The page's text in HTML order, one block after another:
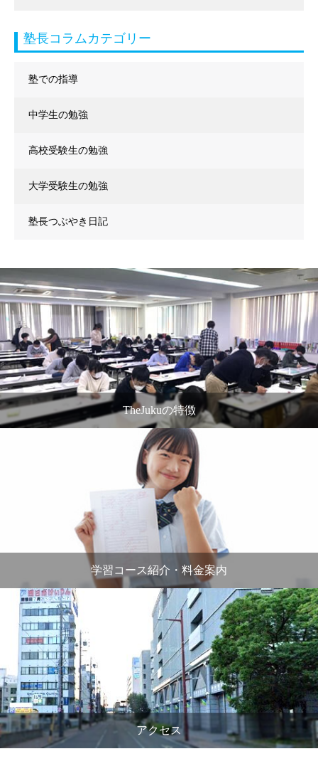
塾長コラムカテゴリー
塾での指導
中学生の勉強
高校受験生の勉強
大学受験生の勉強
塾長つぶやき日記
TheJukuの特徴
学習コース紹介・料金案内
アクセス